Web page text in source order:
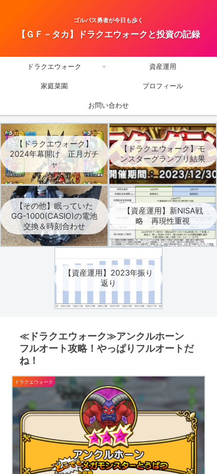
ゴルパス勇者が今日も歩く
【ＧＦ－タカ】ドラクエウォークと投資の記録
ドラクエウォーク 資産運用
家庭菜園 プロフィール
お問い合わせ
【ドラクエウォーク】
2024年幕開け 正月ガチ
ャ
【ドラクエウォーク】モ
ンスターグランプリ結果
【その他】眠っていた
GG-1000(CASIO)の電池
交換＆時刻合わせ
【資産運用】新NISA戦
略 再現性重視
【資産運用】2023年振り
返り
≪ドラクエウォーク≫アンクルホーン
フルオート攻略！やっぱりフルオートだ
ね！
ドラクエウォーク